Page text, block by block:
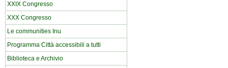
XXIX Congresso
XXX Congresso
Le communities Inu
Programma Città accessibili a tutti
Biblioteca e Archivio